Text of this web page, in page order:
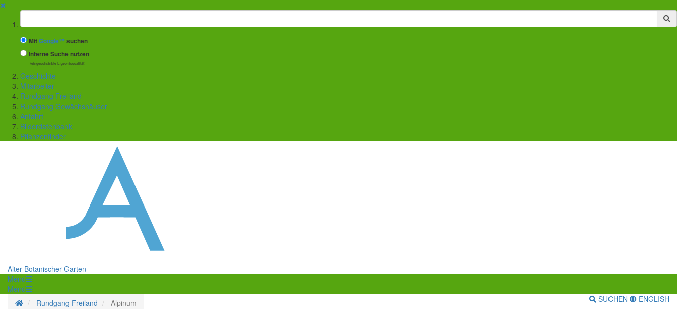
✖
Suchbegriff
MitGoogle™suchen
Interne Suche nutzen
(eingeschränkte Ergebnisqualität)
Geschichte
Mitarbeiter
Rundgang Freiland
Rundgang Gewächshäuser
Anfahrt
Bilderdatenbank
Pflanzenfinder
Alter Botanischer Garten
Menü
Menü
StartseiteRundgang Freiland Alpinum SUCHEN ENGLISH